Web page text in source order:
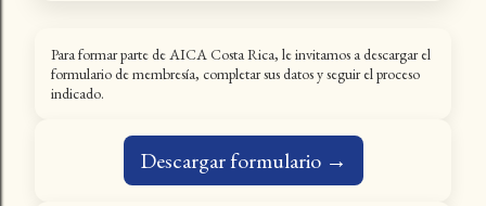
Para formar parte de AICA Costa Rica, le invitamos a descargar el
formulario de membresía, completar sus datos y seguir el proceso
indicado.
Descargar formulario →